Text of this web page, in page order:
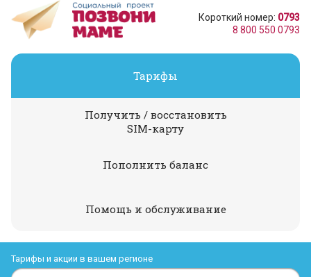
Короткий номер: 0793
8 800 550 0793
Тарифы
Получить / восстановить
SIM-карту
Пополнить баланс
Помощь и обслуживание
Тарифы и акции в вашем регионе